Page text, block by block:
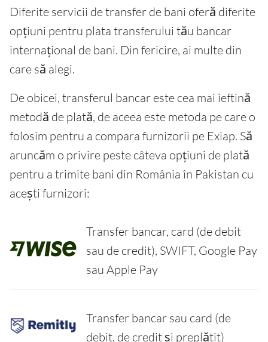
Diferite servicii de transfer de bani oferă diferite
opțiuni pentru plata transferului tău bancar
internațional de bani. Din fericire, ai multe din
care să alegi.
De obicei, transferul bancar este cea mai ieftină
metodă de plată, de aceea este metoda pe care o
folosim pentru a compara furnizorii pe Exiap. Să
aruncăm o privire peste câteva opțiuni de plată
pentru a trimite bani din România în Pakistan cu
acești furnizori:
Transfer bancar, card (de debit
sau de credit), SWIFT, Google Pay
sau Apple Pay
Transfer bancar sau card (de
debit, de credit și preplătit)